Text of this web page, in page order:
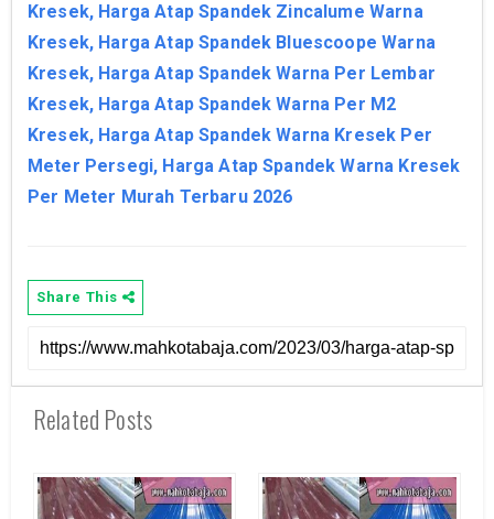
Kresek, Harga Atap Spandek Zincalume Warna
Kresek, Harga Atap Spandek Bluescoope Warna
Kresek, Harga Atap Spandek Warna Per Lembar
Kresek, Harga Atap Spandek Warna Per M2
Kresek, Harga Atap Spandek Warna Kresek Per
Meter Persegi, Harga Atap Spandek Warna Kresek
Per Meter Murah Terbaru 2026
Share This
Related Posts